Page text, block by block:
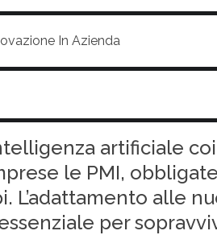
In Azienda
artificiale
le PMI,
L’adattamento alle
per